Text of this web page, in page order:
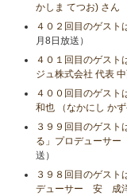
かしま てつお) さん
４０２回目のゲスト
月8日放送）
４０１回目のゲスト
ジュ株式会社 代表
４００回目のゲスト
和也 （なかにし か
３９９回目のゲスト
る」プロデューサ
送）
３９８回目のゲスト
デューサー 安 成洋